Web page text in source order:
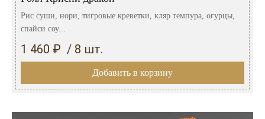
Рис суши, нори, тигровые креветки, кляр темпура, огурцы,
спайси соу...
1 460 ₽ / 8 шт.
Добавить в корзину